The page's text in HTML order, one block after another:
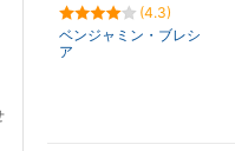
(4.3)
ベンジャミン・ブレシ
ア